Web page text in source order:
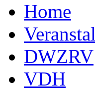
Home
DWZRV
VDH